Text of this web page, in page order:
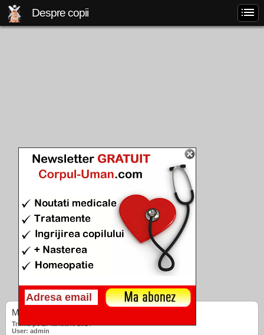
Despre copii
Meniul zilnic al copilului cu varsta de 3-6 ani
Trimis pe 27 ianuarie 2014
User: admin